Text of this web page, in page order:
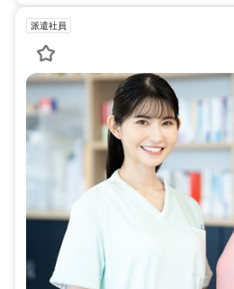
派遣社員